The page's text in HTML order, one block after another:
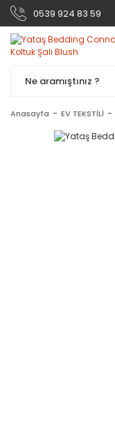
0539 924 83 59
Anasayfa EV TEKSTİLİ